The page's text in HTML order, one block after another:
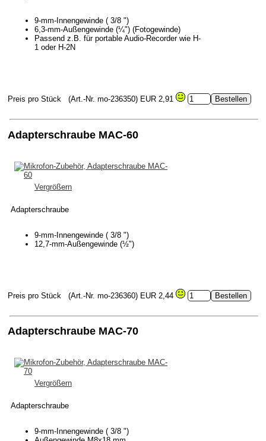
9-mm-Innengewinde ( 3/8 ")
6,3-mm-Außengewinde (¼") (Fotogewinde)
Passend z.B. für portable Audio-Recorder wie H-
1 oder H-2N
Preis pro Stück (Art.-Nr. mo-236350) EUR 2,91
Adapterschraube MAC-60
Vergrößern
Adapterschraube
9-mm-Innengewinde ( 3/8 ")
12,7-mm-Außengewinde (½")
Preis pro Stück (Art.-Nr. mo-236360) EUR 2,44
Adapterschraube MAC-70
Vergrößern
Adapterschraube
9-mm-Innengewinde ( 3/8 ")